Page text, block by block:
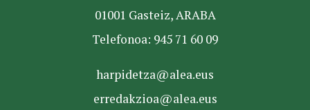
01001 Gasteiz, ARABA
Telefonoa: 945 71 60 09
harpidetza@alea.eus
erredakzioa@alea.eus